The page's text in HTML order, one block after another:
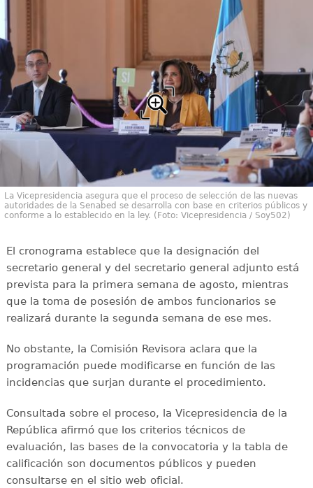
La Vicepresidencia asegura que el proceso de selección de las nuevas
autoridades de la Senabed se desarrolla con base en criterios públicos y
conforme a lo establecido en la ley. (Foto: Vicepresidencia / Soy502)
El cronograma establece que la designación del
secretario general y del secretario general adjunto está
prevista para la primera semana de agosto, mientras
que la toma de posesión de ambos funcionarios se
realizará durante la segunda semana de ese mes.
No obstante, la Comisión Revisora aclara que la
programación puede modificarse en función de las
incidencias que surjan durante el procedimiento.
Consultada sobre el proceso, la Vicepresidencia de la
República afirmó que los criterios técnicos de
evaluación, las bases de la convocatoria y la tabla de
calificación son documentos públicos y pueden
consultarse en el sitio web oficial.